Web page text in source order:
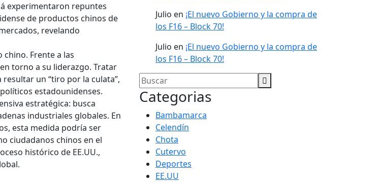
experimentaron repuntes
de productos chinos de
revelando
Frente a las
torno a su liderazgo. Tratar
un “tiro por la culata”,
estadounidenses.
estratégica: busca
industriales globales. En
esta medida podría ser
ciudadanos chinos en el
histórico de EE.UU.,
Julio en ¡El nuevo Gobierno y la compra de
los F16 – Block 70!
Julio en ¡El nuevo Gobierno y la compra de
los F16 – Block 70!
Categorias
Bambamarca
Celendín
Chota
Cutervo
Deportes
EE.UU